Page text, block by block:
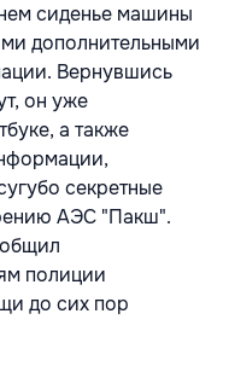
сиденье машины
дополнительными
Вернувшись
он уже
а также
секретные
АЭС "Пакш".
полиции
до сих пор